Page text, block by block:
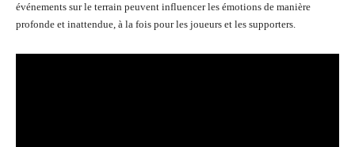
événements sur le terrain peuvent influencer les émotions de manière
profonde et inattendue, à la fois pour les joueurs et les supporters.